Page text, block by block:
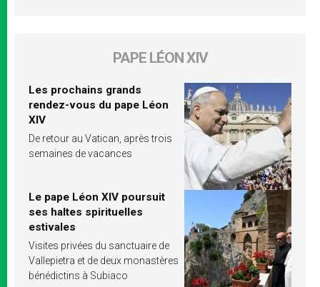
PAPE LÉON XIV
Les prochains grands
rendez-vous du pape Léon
XIV
De retour au Vatican, après trois
semaines de vacances
Le pape Léon XIV poursuit
ses haltes spirituelles
estivales
Visites privées du sanctuaire de
Vallepietra et de deux monastères
bénédictins à Subiaco